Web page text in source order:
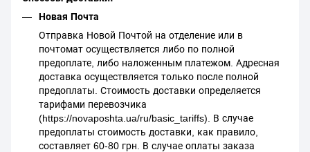
Новая Почта
Отправка Новой Почтой на отделение или в
почтомат осуществляется либо по полной
предоплате, либо наложенным платежом. Адресная
доставка осуществляется только после полной
предоплаты. Стоимость доставки определяется
тарифами перевозчика
(https://novaposhta.ua/ru/basic_tariffs). В случае
предоплаты стоимость доставки, как правило,
составляет 60-80 грн. В случае оплаты заказа